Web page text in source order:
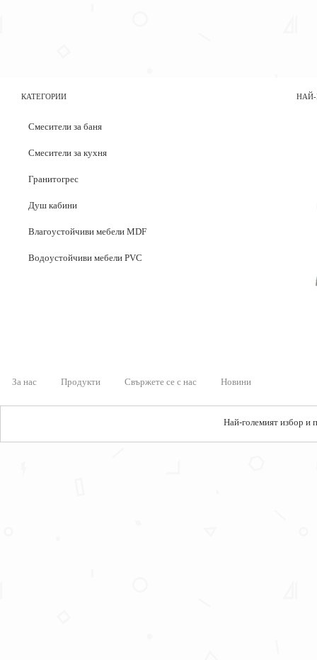
КАТЕГОРИИ
Смесители за баня
Смесители за кухня
Гранитогрес
Душ кабини
Влагоустойчиви мебели MDF
Водоустойчиви мебели PVC
За нас Продукти Свържете се с нас Новини
Най-големият избор и